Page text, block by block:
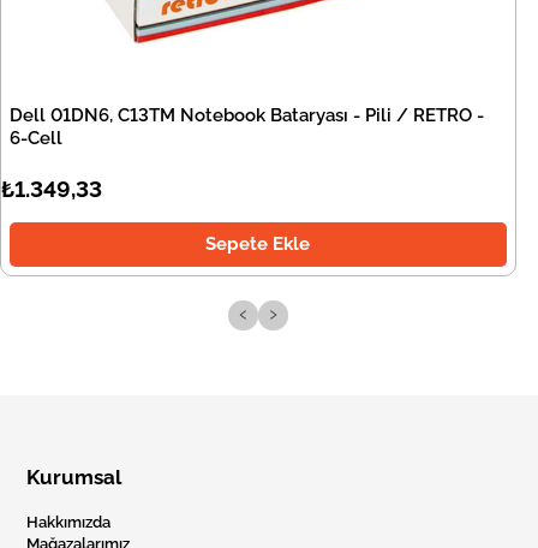
Dell 01DN6, C13TM Notebook Bataryası - Pili / RETRO -
6-Cell
₺1.349,33
Sepete Ekle
‹ ›
Kurumsal
Hakkımızda
Mağazalarımız